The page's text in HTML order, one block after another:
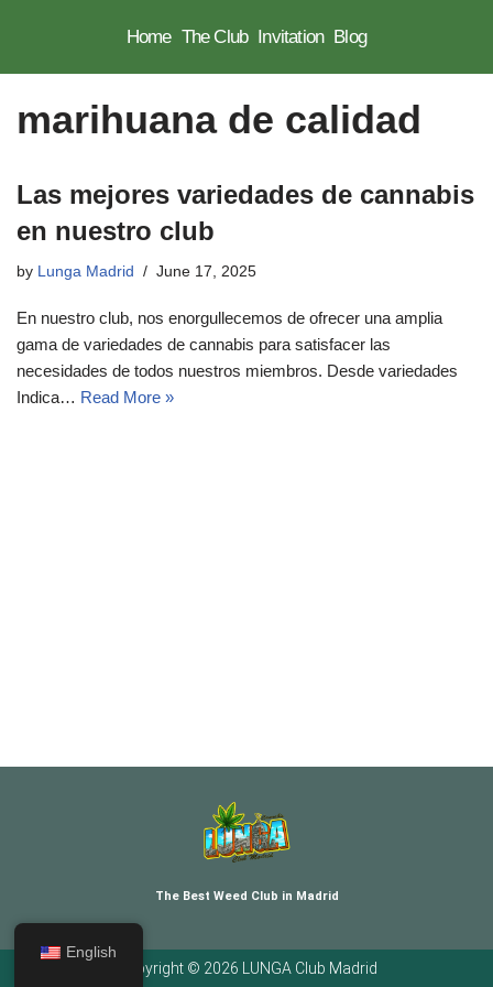
content
Home The Club Invitation Blog
marihuana de calidad
Las mejores variedades de cannabis
en nuestro club
by Lunga Madrid June 17, 2025
En nuestro club, nos enorgullecemos de ofrecer una amplia
gama de variedades de cannabis para satisfacer las
necesidades de todos nuestros miembros. Desde variedades
Indica… Read More »
The Best Weed Club in Madrid
Copyright © 2026 LUNGA Club Madrid
English